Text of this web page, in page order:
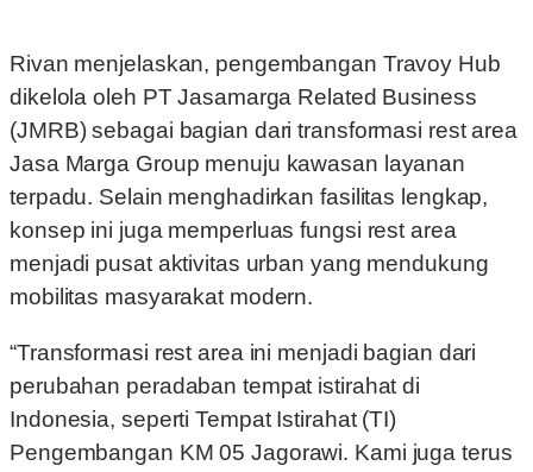
Rivan menjelaskan, pengembangan Travoy Hub
dikelola oleh PT Jasamarga Related Business
(JMRB) sebagai bagian dari transformasi rest area
Jasa Marga Group menuju kawasan layanan
terpadu. Selain menghadirkan fasilitas lengkap,
konsep ini juga memperluas fungsi rest area
menjadi pusat aktivitas urban yang mendukung
mobilitas masyarakat modern.
“Transformasi rest area ini menjadi bagian dari
perubahan peradaban tempat istirahat di
Indonesia, seperti Tempat Istirahat (TI)
Pengembangan KM 05 Jagorawi. Kami juga terus